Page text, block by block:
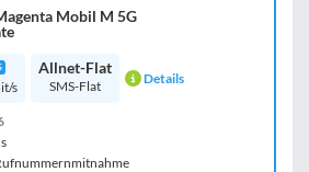
Mobil M 5G
s
Allnet-Flat
SMS-Flat Details